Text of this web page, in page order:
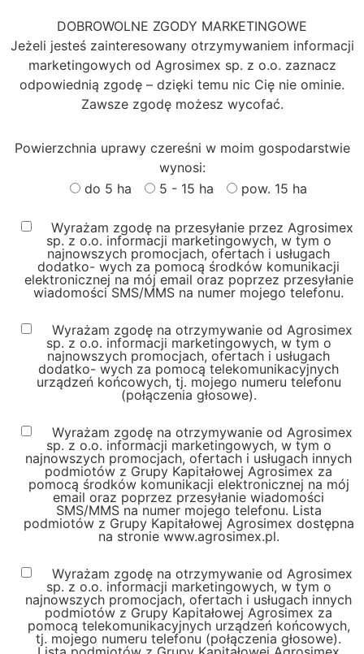
DOBROWOLNE ZGODY MARKETINGOWE
Jeżeli jesteś zainteresowany otrzymywaniem informacji
marketingowych od Agrosimex sp. z o.o. zaznacz
odpowiednią zgodę – dzięki temu nic Cię nie ominie.
Zawsze zgodę możesz wycofać.
Powierzchnia uprawy czereśni w moim gospodarstwie
wynosi:
do 5 ha
5 - 15 ha pow. 15 ha
Wyrażam zgodę na przesyłanie przez Agrosimex
sp. z o.o. informacji marketingowych, w tym o
najnowszych promocjach, ofertach i usługach
dodatko- wych za pomocą środków komunikacji
elektronicznej na mój email oraz poprzez przesyłanie
wiadomości SMS/MMS na numer mojego telefonu.
Wyrażam zgodę na otrzymywanie od Agrosimex
sp. z o.o. informacji marketingowych, w tym o
najnowszych promocjach, ofertach i usługach
dodatko- wych za pomocą telekomunikacyjnych
urządzeń końcowych, tj. mojego numeru telefonu
(połączenia głosowe).
Wyrażam zgodę na otrzymywanie od Agrosimex
sp. z o.o. informacji marketingowych, w tym o
najnowszych promocjach, ofertach i usługach innych
podmiotów z Grupy Kapitałowej Agrosimex za
pomocą środków komunikacji elektronicznej na mój
email oraz poprzez przesyłanie wiadomości
SMS/MMS na numer mojego telefonu. Lista
podmiotów z Grupy Kapitałowej Agrosimex dostępna
na stronie www.agrosimex.pl.
Wyrażam zgodę na otrzymywanie od Agrosimex
sp. z o.o. informacji marketingowych, w tym o
najnowszych promocjach, ofertach i usługach innych
podmiotów z Grupy Kapitałowej Agrosimex za
pomocą telekomunikacyjnych urządzeń końcowych,
tj. mojego numeru telefonu (połączenia głosowe).